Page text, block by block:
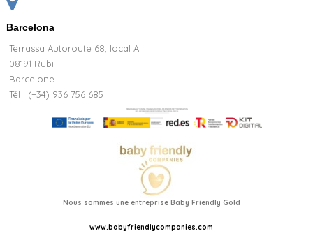
Barcelona
Terrassa Autoroute 68, local A
08191 Rubi
Barcelone
Tél : (+34) 936 756 685
Nous sommes une entreprise Baby Friendly Gold
www.babyfriendlycompanies.com